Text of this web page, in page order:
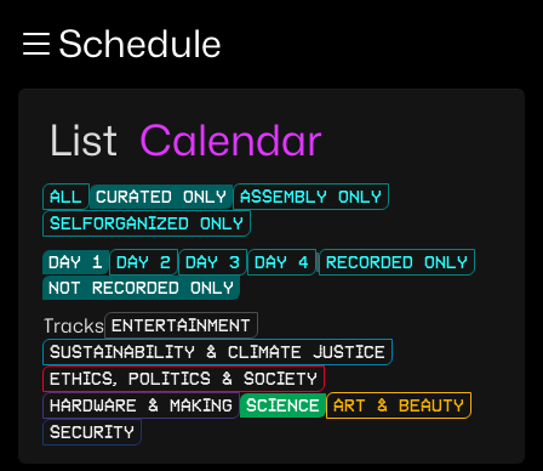
Zum InhaltSchedule
List Calendar
ALL CURATED ONLY
ASSEMBLY ONLY
SELFORGANIZED ONLY
DAY 1
DAY 2 DAY 3 DAY 4
RECORDED ONLY
NOT RECORDED ONLY
Tracks ENTERTAINMENT
SUSTAINABILITY & CLIMATE JUSTICE
ETHICS, POLITICS & SOCIETY
HARDWARE & MAKING
SCIENCE
ART & BEAUTY
SECURITY